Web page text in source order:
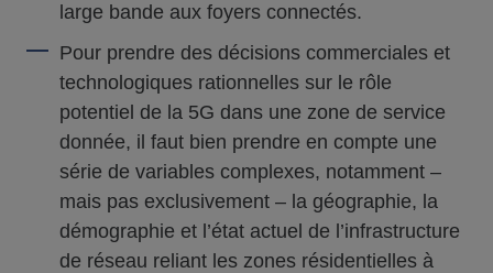
large bande aux foyers connectés.
Pour prendre des décisions commerciales et
technologiques rationnelles sur le rôle
potentiel de la 5G dans une zone de service
donnée, il faut bien prendre en compte une
série de variables complexes, notamment –
mais pas exclusivement – la géographie, la
démographie et l’état actuel de l’infrastructure
de réseau reliant les zones résidentielles à